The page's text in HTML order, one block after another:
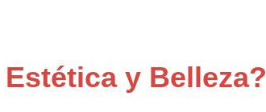
y Belleza?